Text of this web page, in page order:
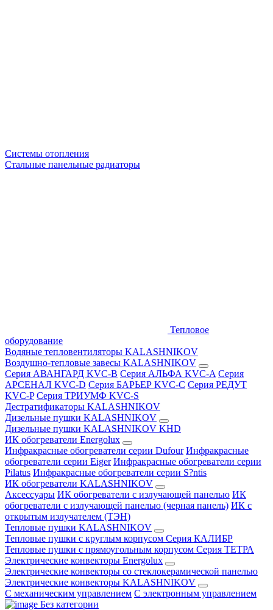
Системы отопления
Стальные панельные радиаторы
Тепловое
оборудование
Водяные тепловентиляторы KALASHNIKOV
Воздушно-тепловые завесы KALASHNIKOV
Серия АВАНГАРД KVC-B Серия АЛЬФА KVC-A Серия
АРСЕНАЛ KVC-D Серия БАРЬЕР KVC-C Серия РЕДУТ
KVC-P Серия ТРИУМФ KVC-S
Дестратификаторы KALASHNIKOV
Дизельные пушки KALASHNIKOV
Дизельные пушки KALASHNIKOV KHD
ИК обогреватели Energolux
Инфракрасные обогреватели серии Dufour Инфракрасные
обогреватели серии Eiger Инфракрасные обогреватели серии
Pilatus Инфракрасные обогреватели серии S?ntis
ИК обогреватели KALASHNIKOV
Аксессуары ИК обогреватели с излучающей панелью ИК
обогреватели с излучающей панелью (черная панель) ИК с
открытым излучателем (ТЭН)
Тепловые пушки KALASHNIKOV
Тепловые пушки с круглым корпусом Серия КАЛИБР
Тепловые пушки с прямоугольным корпусом Серия ТЕТРА
Электрические конвекторы Energolux
Электрические конвекторы со стеклокерамической панелью
Электрические конвекторы KALASHNIKOV
С механическим управлением С электронным управлением
Без категории